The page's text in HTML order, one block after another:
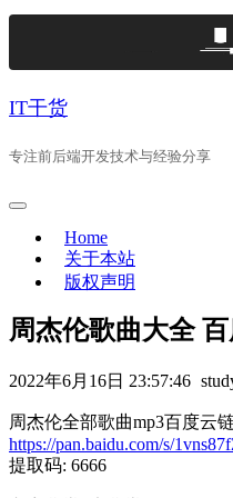
Skip
IT干货
专注前后端开发技术与经验分享
Home
关于本站
版权声明
周杰伦歌曲大全
2022年6月16日 23:57:46
周杰伦全部歌曲mp3百度云
https://pan.baidu.com/s/
提取码: 6666